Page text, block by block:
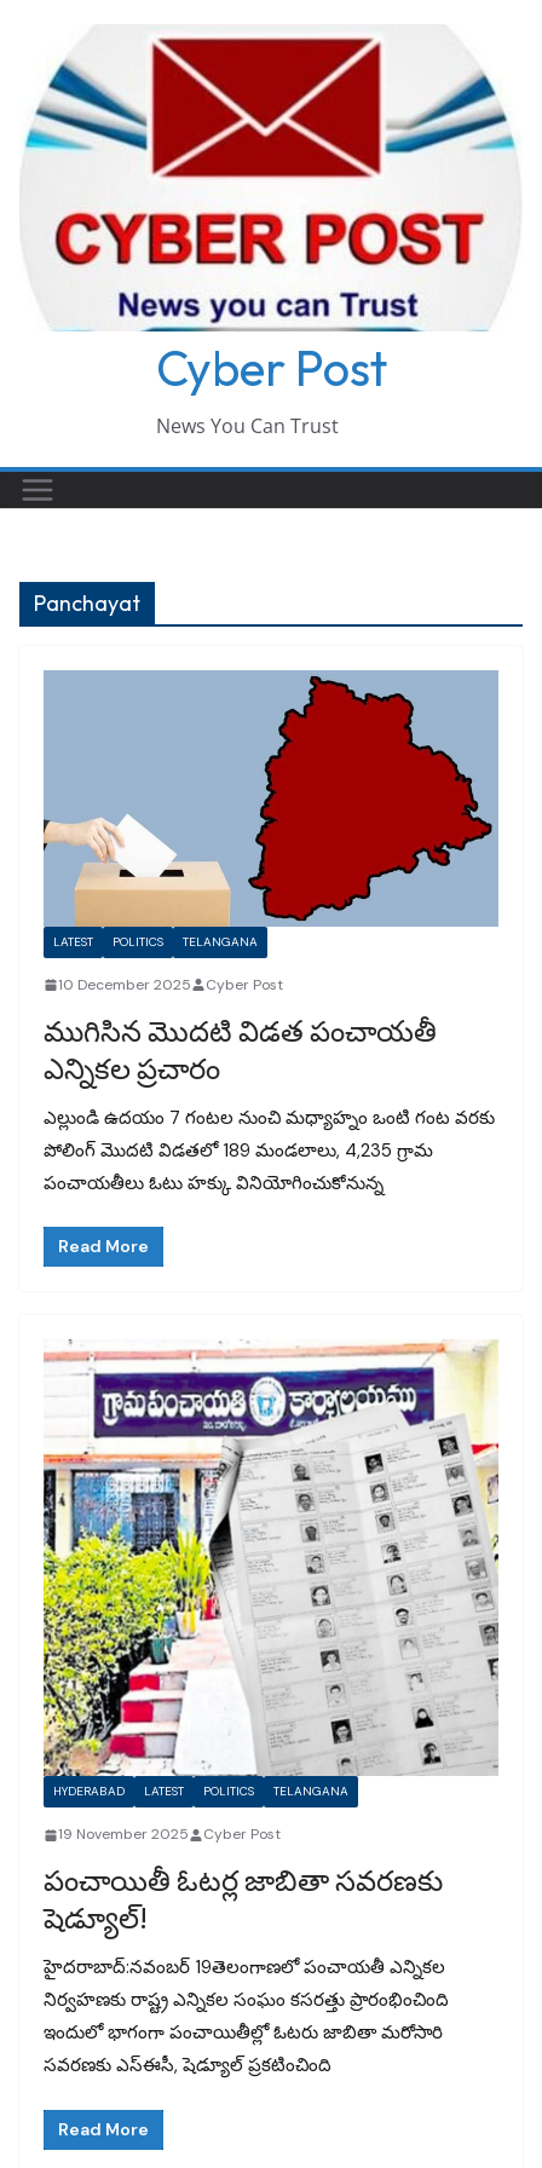
content
Cyber Post
News You Can Trust
Panchayat
LATEST POLITICS TELANGANA
10 December 2025 Cyber Post
ముగిసిన మొదటి విడత పంచాయతీ
ఎన్నికల ప్రచారం
ఎల్లుండి ఉదయం 7 గంటల నుంచి మధ్యాహ్నం ఒంటి గంట వరకు
పోలింగ్ మొదటి విడతలో 189 మండలాలు, 4,235 గ్రామ
పంచాయతీలు ఓటు హక్కు వినియోగించుకోనున్న
Read More
HYDERABAD LATEST POLITICS TELANGANA
19 November 2025 Cyber Post
పంచాయితీ ఓటర్ల జాబితా సవరణకు
షెడ్యూల్!
హైదరాబాద్:నవంబర్ 19తెలంగాణలో పంచాయతీ ఎన్నికల
నిర్వహణకు రాష్ట్ర ఎన్నికల సంఘం కసరత్తు ప్రారంభించింది
ఇందులో భాగంగా పంచాయితీల్లో ఓటరు జాబితా మరోసారి
సవరణకు ఎస్ఈసీ, షెడ్యూల్ ప్రకటించింది
Read More